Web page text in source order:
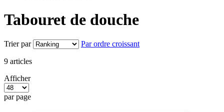
Tabouret de douche
Trier par Par ordre croissant
9 articles
Afficher
par page